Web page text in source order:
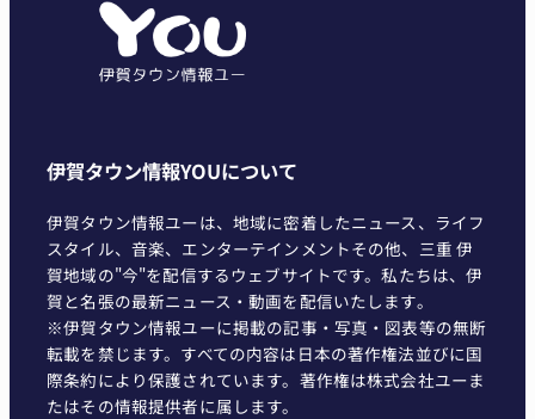
伊賀タウン情報YOUについて
伊賀タウン情報ユーは、地域に密着したニュース、ライフ
スタイル、音楽、エンターテインメントその他、三重 伊
賀地域の"今"を配信するウェブサイトです。私たちは、伊
賀と名張の最新ニュース・動画を配信いたします。
※伊賀タウン情報ユーに掲載の記事・写真・図表等の無断
転載を禁じます。すべての内容は日本の著作権法並びに国
際条約により保護されています。著作権は株式会社ユーま
たはその情報提供者に属します。